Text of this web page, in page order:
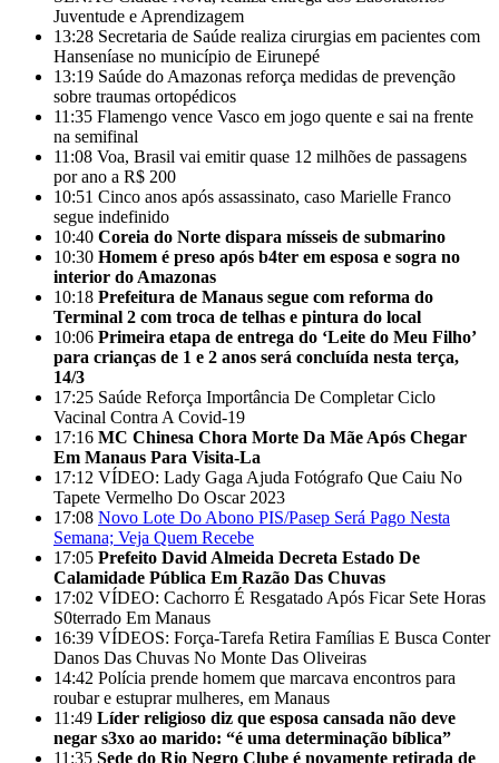
Juventude e Aprendizagem
13:28 Secretaria de Saúde realiza cirurgias em pacientes com
Hanseníase no município de Eirunepé
13:19 Saúde do Amazonas reforça medidas de prevenção
sobre traumas ortopédicos
11:35 Flamengo vence Vasco em jogo quente e sai na frente
na semifinal
11:08 Voa, Brasil vai emitir quase 12 milhões de passagens
por ano a R$ 200
10:51 Cinco anos após assassinato, caso Marielle Franco
segue indefinido
10:40 Coreia do Norte dispara mísseis de submarino
10:30 Homem é preso após b4ter em esposa e sogra no
interior do Amazonas
10:18 Prefeitura de Manaus segue com reforma do
Terminal 2 com troca de telhas e pintura do local
10:06 Primeira etapa de entrega do ‘Leite do Meu Filho’
para crianças de 1 e 2 anos será concluída nesta terça,
14/3
17:25 Saúde Reforça Importância De Completar Ciclo
Vacinal Contra A Covid-19
17:16 MC Chinesa Chora Morte Da Mãe Após Chegar
Em Manaus Para Visita-La
17:12 VÍDEO: Lady Gaga Ajuda Fotógrafo Que Caiu No
Tapete Vermelho Do Oscar 2023
17:08 Novo Lote Do Abono PIS/Pasep Será Pago Nesta
Semana; Veja Quem Recebe
17:05 Prefeito David Almeida Decreta Estado De
Calamidade Pública Em Razão Das Chuvas
17:02 VÍDEO: Cachorro É Resgatado Após Ficar Sete Horas
S0terrado Em Manaus
16:39 VÍDEOS: Força-Tarefa Retira Famílias E Busca Conter
Danos Das Chuvas No Monte Das Oliveiras
14:42 Polícia prende homem que marcava encontros para
roubar e estuprar mulheres, em Manaus
11:49 Líder religioso diz que esposa cansada não deve
negar s3xo ao marido: “é uma determinação bíblica”
11:35 Sede do Rio Negro Clube é novamente retirada de